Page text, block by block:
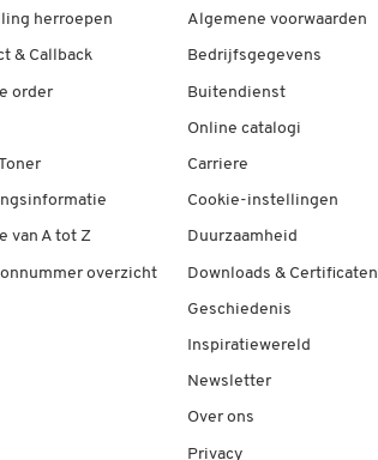
herroepen
& Callback
order
van A tot Z
overzicht
Algemene voorwaarden
Bedrijfsgegevens
Buitendienst
Online catalogi
Carriere
Cookie-instellingen
Duurzaamheid
Downloads & Certificaten
Geschiedenis
Inspiratiewereld
Newsletter
Over ons
Privacy